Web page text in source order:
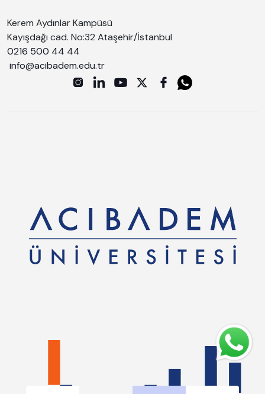
Kerem Aydınlar Kampüsü
Kayışdağı cad. No:32 Ataşehir/İstanbul
0216 500 44 44
info@acibadem.edu.tr